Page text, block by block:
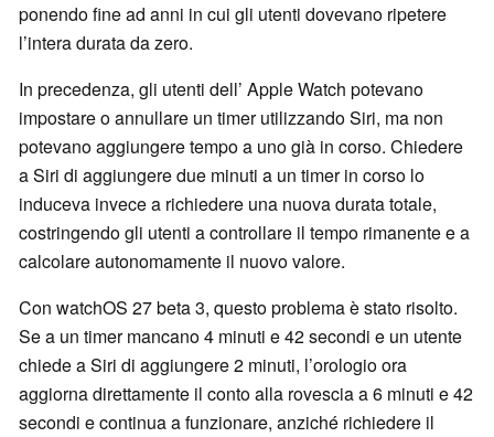
ponendo fine ad anni in cui gli utenti dovevano ripetere
l’intera durata da zero.
In precedenza, gli utenti dell’ Apple Watch potevano
impostare o annullare un timer utilizzando Siri, ma non
potevano aggiungere tempo a uno già in corso. Chiedere
a Siri di aggiungere due minuti a un timer in corso lo
induceva invece a richiedere una nuova durata totale,
costringendo gli utenti a controllare il tempo rimanente e a
calcolare autonomamente il nuovo valore.
Con watchOS 27 beta 3, questo problema è stato risolto.
Se a un timer mancano 4 minuti e 42 secondi e un utente
chiede a Siri di aggiungere 2 minuti, l’orologio ora
aggiorna direttamente il conto alla rovescia a 6 minuti e 42
secondi e continua a funzionare, anziché richiedere il